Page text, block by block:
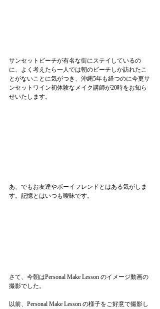
サンセットビーチが有名な街にステイしているの
に、よく考えたら一人では朝のビーチしか訪れたこ
とがないことに気がつき、沖縄5年も経つのに今更サ
ンセットワイン初体験なメイク講師が20時をお知ら
せいたします。
あ、でもお友達やボーイフレンドとはある気がしま
す。記憶とはいつも曖昧です。
さて、今朝はPersonal Make Lesson のイメージ動画の
撮影でした。
以前、Personal Make Lesson の様子をご好意で撮影し